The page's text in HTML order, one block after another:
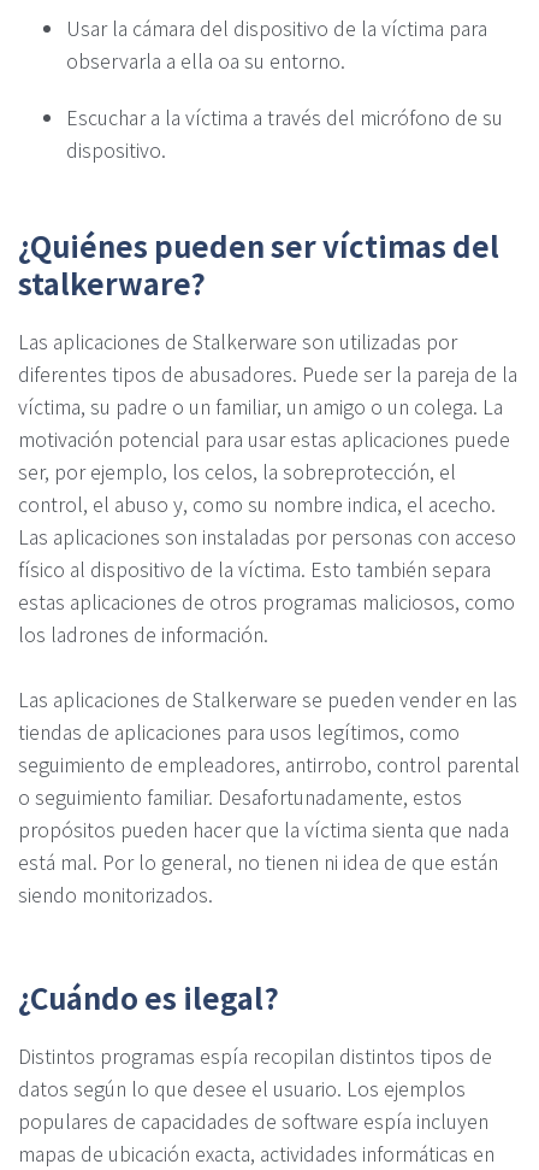
Usar la cámara del dispositivo de la víctima para
observarla a ella oa su entorno.
Escuchar a la víctima a través del micrófono de su
dispositivo.
¿Quiénes pueden ser víctimas del
stalkerware?
Las aplicaciones de Stalkerware son utilizadas por
diferentes tipos de abusadores. Puede ser la pareja de la
víctima, su padre o un familiar, un amigo o un colega. La
motivación potencial para usar estas aplicaciones puede
ser, por ejemplo, los celos, la sobreprotección, el
control, el abuso y, como su nombre indica, el acecho.
Las aplicaciones son instaladas por personas con acceso
físico al dispositivo de la víctima. Esto también separa
estas aplicaciones de otros programas maliciosos, como
los ladrones de información.
Las aplicaciones de Stalkerware se pueden vender en las
tiendas de aplicaciones para usos legítimos, como
seguimiento de empleadores, antirrobo, control parental
o seguimiento familiar. Desafortunadamente, estos
propósitos pueden hacer que la víctima sienta que nada
está mal. Por lo general, no tienen ni idea de que están
siendo monitorizados.
¿Cuándo es ilegal?
Distintos programas espía recopilan distintos tipos de
datos según lo que desee el usuario. Los ejemplos
populares de capacidades de software espía incluyen
mapas de ubicación exacta, actividades informáticas en